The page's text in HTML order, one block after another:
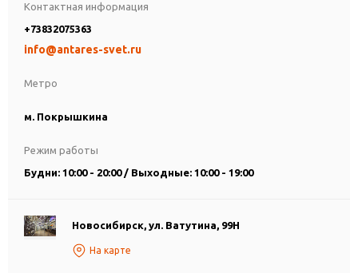
Метро
м. Покрышкина
Контактная информация
+73832075363
info@antares-svet.ru
Режим работы
Будни: 10:00 - 20:00 / Выходные: 10:00 - 19:00
Новосибирск, ул. Ватутина, 99Н
На карте